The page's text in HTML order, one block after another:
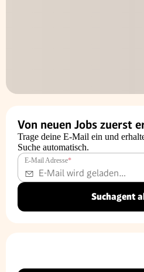
Von neuen Jobs zuerst
Trage deine E-Mail ein und
Suche automatisch.
E-Mail Adresse*
Suchagent